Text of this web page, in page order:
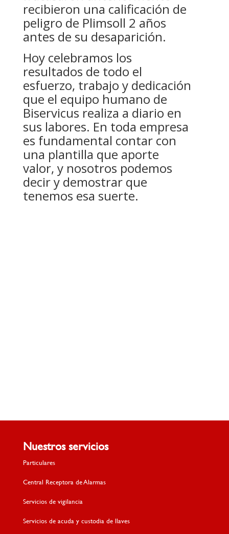
recibieron una calificación de
peligro de Plimsoll 2 años
antes de su desaparición.
Hoy celebramos los
resultados de todo el
esfuerzo, trabajo y dedicación
que el equipo humano de
Biservicus realiza a diario en
sus labores. En toda empresa
es fundamental contar con
una plantilla que aporte
valor, y nosotros podemos
decir y demostrar que
tenemos esa suerte.
Nuestros servicios
Particulares
Central Receptora de Alarmas
Servicios de vigilancia
Servicios de acuda y custodia de llaves